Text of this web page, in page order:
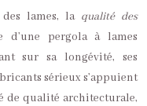
lames, la qualité des
pergola à lames
sur sa longévité, ses
sérieux s’appuient
de qualité architecturale,